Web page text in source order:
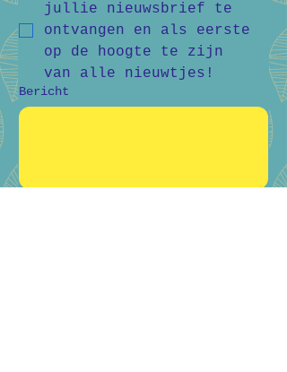
jullie nieuwsbrief te
ontvangen en als eerste
op de hoogte te zijn
van alle nieuwtjes!
Bericht